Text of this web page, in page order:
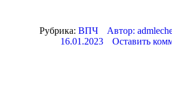
Рубрика: ВПЧ Автор:
16.01.2023
Оставить